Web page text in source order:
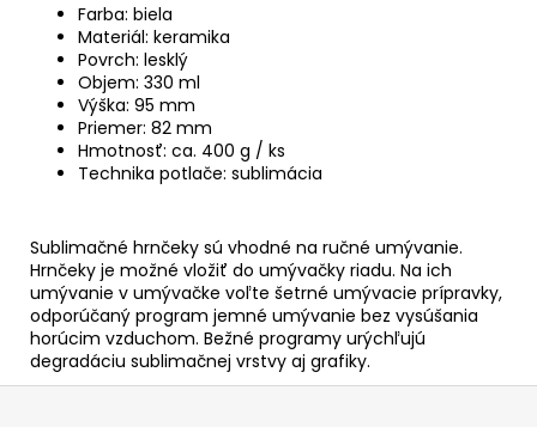
Farba: biela
Materiál: keramika
Povrch: lesklý
Objem: 330 ml
Výška: 95 mm
Priemer: 82 mm
Hmotnosť: ca. 400 g / ks
Technika potlače: sublimácia
Sublimačné hrnčeky sú vhodné na ručné umývanie.
Hrnčeky je možné vložiť do umývačky riadu. Na ich
umývanie v umývačke voľte šetrné umývacie prípravky,
odporúčaný program jemné umývanie bez vysúšania
horúcim vzduchom. Bežné programy urýchľujú
degradáciu sublimačnej vrstvy aj grafiky.
Z